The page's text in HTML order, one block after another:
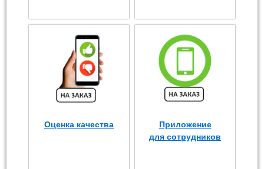
Оценка качества
Приложение
для сотрудников